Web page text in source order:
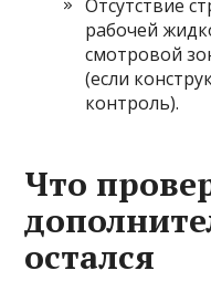
Отсутствие
рабочей
смотровой
(если
контроль).
Что
остался